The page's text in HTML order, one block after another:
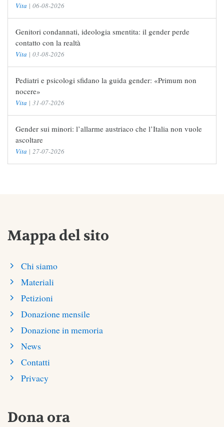
Vita | 06-08-2026
Genitori condannati, ideologia smentita: il gender perde
contatto con la realtà
Vita | 03-08-2026
Pediatri e psicologi sfidano la guida gender: «Primum non
nocere»
Vita | 31-07-2026
Gender sui minori: l’allarme austriaco che l’Italia non vuole
ascoltare
Vita | 27-07-2026
Mappa del sito
Chi siamo
Materiali
Petizioni
Donazione mensile
Donazione in memoria
News
Contatti
Privacy
Dona ora